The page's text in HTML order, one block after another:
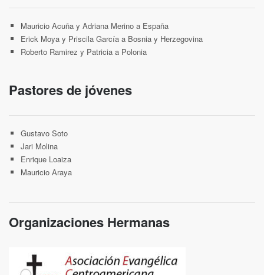
Mauricio Acuña y Adriana Merino a España
Erick Moya y Priscila García a Bosnia y Herzegovina
Roberto Ramirez y Patricia a Polonia
Pastores de jóvenes
Gustavo Soto
Jari Molina
Enrique Loaiza
Mauricio Araya
Organizaciones Hermanas